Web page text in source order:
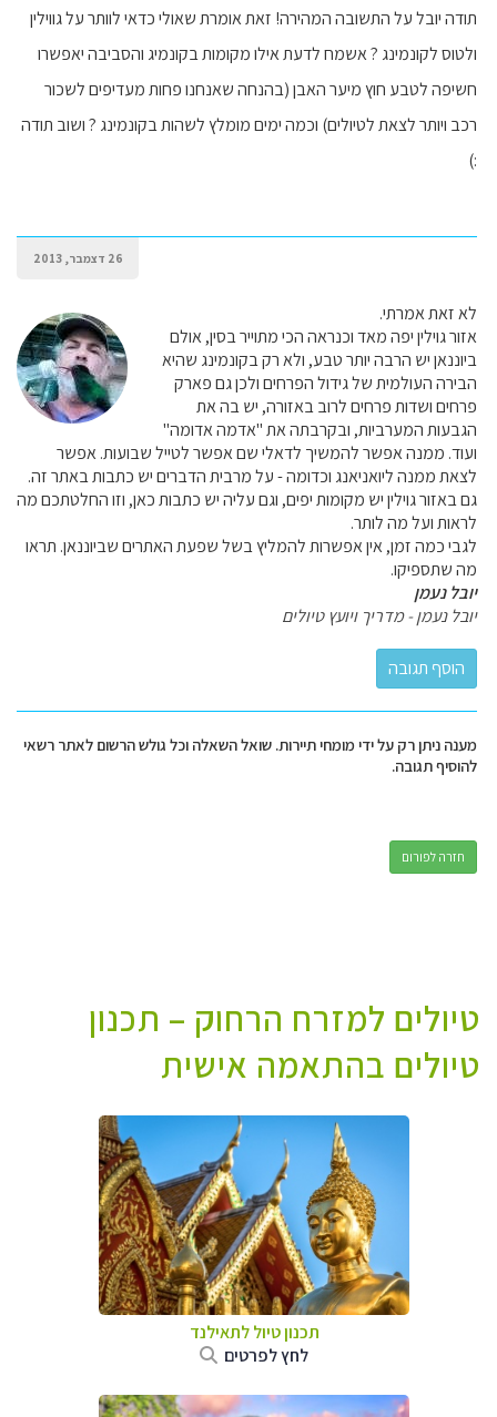
תודה יובל על התשובה המהירה! זאת אומרת שאולי כדאי לוותר על גווילין
ולטוס לקונמינג ? אשמח לדעת אילו מקומות בקונמיג והסביבה יאפשרו
חשיפה לטבע חוץ מיער האבן (בהנחה שאנחנו פחות מעדיפים לשכור
רכב ויותר לצאת לטיולים) וכמה ימים מומלץ לשהות בקונמינג ? ושוב תודה
:)
26 דצמבר, 2013
לא זאת אמרתי.
אזור גוילין יפה מאד וכנראה הכי מתוייר בסין, אולם
ביוננאן יש הרבה יותר טבע, ולא רק בקונמינג שהיא
הבירה העולמית של גידול הפרחים ולכן גם פארק
פרחים ושדות פרחים לרוב באזורה, יש בה את
הגבעות המערביות, ובקרבתה את "אדמה אדומה"
ועוד. ממנה אפשר להמשיך לדאלי שם אפשר לטייל שבועות. אפשר
לצאת ממנה ליואניאנג וכדומה - על מרבית הדברים יש כתבות באתר זה.
גם באזור גוילין יש מקומות יפים, וגם עליה יש כתבות כאן, וזו החלטתכם מה
לראות ועל מה לותר.
לגבי כמה זמן, אין אפשרות להמליץ בשל שפעת האתרים שביוננאן. תראו
מה שתספיקו.
יובל נעמן
יובל נעמן - מדריך ויועץ טיולים
מענה ניתן רק על ידי מומחי תיירות. שואל השאלה וכל גולש הרשום לאתר רשאי
להוסיף תגובה.
חזרה לפורום
טיולים למזרח הרחוק – תכנון
טיולים בהתאמה אישית
תכנון טיול לתאילנד
לחץ לפרטים